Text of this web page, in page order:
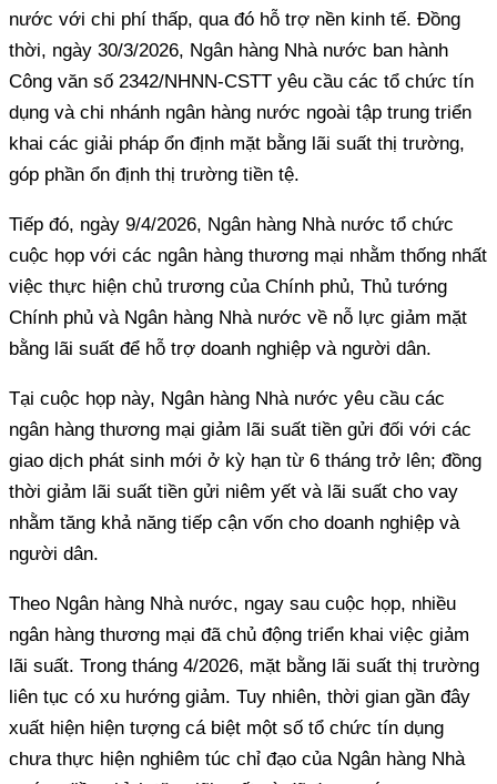
nước với chi phí thấp, qua đó hỗ trợ nền kinh tế. Đồng
thời, ngày 30/3/2026, Ngân hàng Nhà nước ban hành
Công văn số 2342/NHNN-CSTT yêu cầu các tổ chức tín
dụng và chi nhánh ngân hàng nước ngoài tập trung triển
khai các giải pháp ổn định mặt bằng lãi suất thị trường,
góp phần ổn định thị trường tiền tệ.
Tiếp đó, ngày 9/4/2026, Ngân hàng Nhà nước tổ chức
cuộc họp với các ngân hàng thương mại nhằm thống nhất
việc thực hiện chủ trương của Chính phủ, Thủ tướng
Chính phủ và Ngân hàng Nhà nước về nỗ lực giảm mặt
bằng lãi suất để hỗ trợ doanh nghiệp và người dân.
Tại cuộc họp này, Ngân hàng Nhà nước yêu cầu các
ngân hàng thương mại giảm lãi suất tiền gửi đối với các
giao dịch phát sinh mới ở kỳ hạn từ 6 tháng trở lên; đồng
thời giảm lãi suất tiền gửi niêm yết và lãi suất cho vay
nhằm tăng khả năng tiếp cận vốn cho doanh nghiệp và
người dân.
Theo Ngân hàng Nhà nước, ngay sau cuộc họp, nhiều
ngân hàng thương mại đã chủ động triển khai việc giảm
lãi suất. Trong tháng 4/2026, mặt bằng lãi suất thị trường
liên tục có xu hướng giảm. Tuy nhiên, thời gian gần đây
xuất hiện hiện tượng cá biệt một số tổ chức tín dụng
chưa thực hiện nghiêm túc chỉ đạo của Ngân hàng Nhà